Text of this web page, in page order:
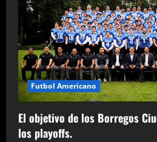
Futbol Americano
El objetivo de los Borregos
los playoffs.